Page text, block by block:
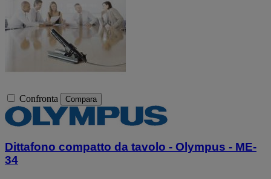
Confronta Compara
Dittafono compatto da tavolo - Olympus - ME-
34